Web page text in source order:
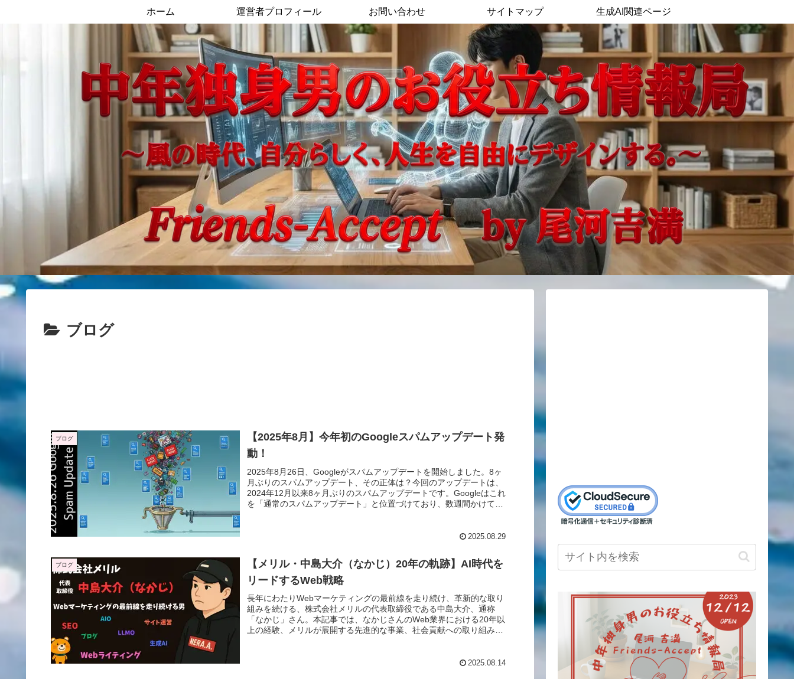
ホーム 運営者プロフィール お問い合わせ サイトマップ 生成AI関連ページ
ブログ
ブログ
【2025年8月】今年初のGoogleスパムアップデート発
動！
2025年8月26日、Googleがスパムアップデートを開始しました。8ヶ
月ぶりのスパムアップデート、その正体は？今回のアップデートは、
2024年12月以来8ヶ月ぶりのスパムアップデートです。Googleはこれ
を「通常のスパムアップデート」と位置づけており、数週間かけて全
2025.08.29
ブログ
【メリル・中島大介（なかじ）20年の軌跡】AI時代を
リードするWeb戦略
長年にわたりWebマーケティングの最前線を走り続け、革新的な取り
組みを続ける、株式会社メリルの代表取締役である中島大介、通称
「なかじ」さん。本記事では、なかじさんのWeb業界における20年以
上の経験、メリルが展開する先進的な事業、社会貢献への取り組み、
2025.08.14